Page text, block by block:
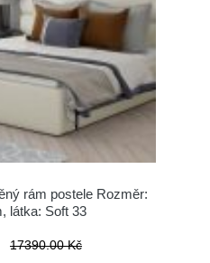
rám postele Rozměr:
látka: Soft 33
17390.00 Kč